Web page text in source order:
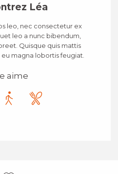
Léa
leo, nec consectetur ex
leo a nunc bibendum,
Quisque quis mattis
magna lobortis feugiat.
aime